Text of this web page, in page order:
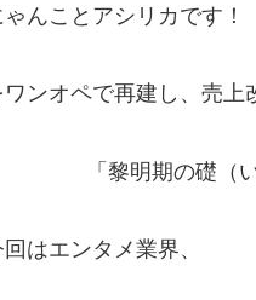
んことアシリカです！
ンオペで再建し、売上
「黎明期の礎（
はエンタメ業界、